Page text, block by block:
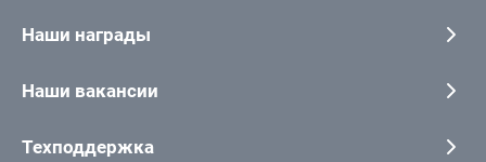
Наши награды
Наши вакансии
Техподдержка